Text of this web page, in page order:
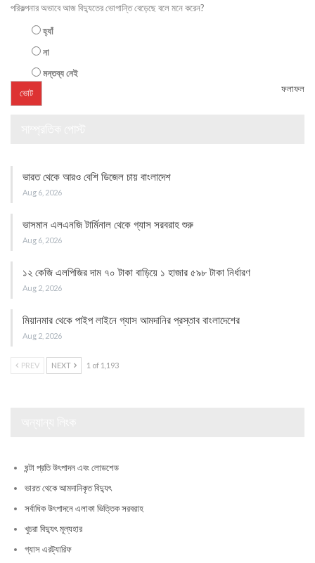
পরিকল্পনার অভাবে আজ বিদ্যুতের ভোগান্তি বেড়েছে বলে মনে করেন?
হ্যাঁ
না
মন্তব্য নেই
ফলাফল
ভারত থেকে আরও বেশি ডিজেল চায় বাংলাদেশ
Aug 6, 2026
ভাসমান এলএনজি টার্মিনাল থেকে গ্যাস সরবরাহ শুরু
Aug 6, 2026
১২ কেজি এলপিজির দাম ৭০ টাকা বাড়িয়ে ১ হাজার ৫৯৮ টাকা নির্ধারণ
Aug 2, 2026
মিয়ানমার থেকে পাইপ লাইনে গ্যাস আমদানির প্রস্তাব বাংলাদেশের
Aug 2, 2026
PREV NEXT 1 of 1,193
ঘন্টা প্রতি উৎপাদন এবং লোডশেড
ভারত থেকে আমদানিকৃত বিদ্যুৎ
সর্বাধিক উৎপাদনে এলাকা ভিত্তিক সরবরাহ
খুচরা বিদ্যুৎ মূল্যহার
গ্যাস এরট্যারিফ